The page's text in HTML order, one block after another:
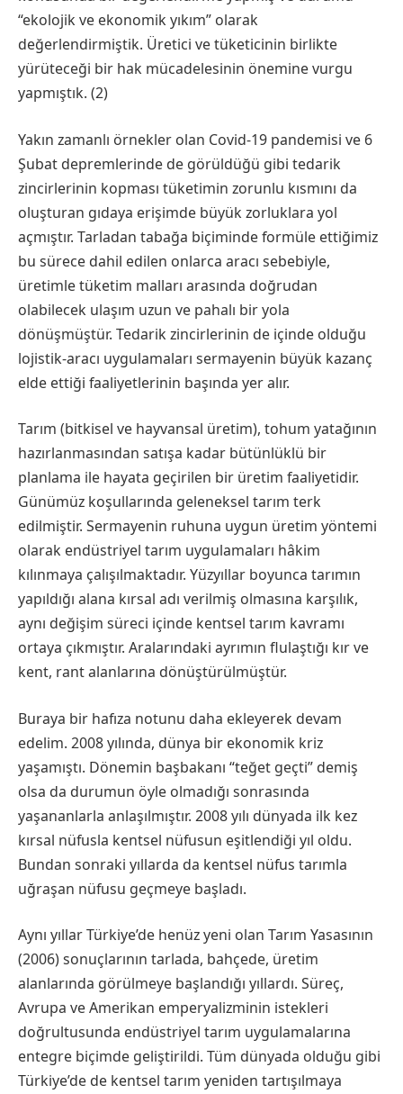
“ekolojik ve ekonomik yıkım” olarak
değerlendirmiştik. Üretici ve tüketicinin birlikte
yürüteceği bir hak mücadelesinin önemine vurgu
yapmıştık. (2)
Yakın zamanlı örnekler olan Covid-19 pandemisi ve 6
Şubat depremlerinde de görüldüğü gibi tedarik
zincirlerinin kopması tüketimin zorunlu kısmını da
oluşturan gıdaya erişimde büyük zorluklara yol
açmıştır. Tarladan tabağa biçiminde formüle ettiğimiz
bu sürece dahil edilen onlarca aracı sebebiyle,
üretimle tüketim malları arasında doğrudan
olabilecek ulaşım uzun ve pahalı bir yola
dönüşmüştür. Tedarik zincirlerinin de içinde olduğu
lojistik-aracı uygulamaları sermayenin büyük kazanç
elde ettiği faaliyetlerinin başında yer alır.
Tarım (bitkisel ve hayvansal üretim), tohum yatağının
hazırlanmasından satışa kadar bütünlüklü bir
planlama ile hayata geçirilen bir üretim faaliyetidir.
Günümüz koşullarında geleneksel tarım terk
edilmiştir. Sermayenin ruhuna uygun üretim yöntemi
olarak endüstriyel tarım uygulamaları hâkim
kılınmaya çalışılmaktadır. Yüzyıllar boyunca tarımın
yapıldığı alana kırsal adı verilmiş olmasına karşılık,
aynı değişim süreci içinde kentsel tarım kavramı
ortaya çıkmıştır. Aralarındaki ayrımın flulaştığı kır ve
kent, rant alanlarına dönüştürülmüştür.
Buraya bir hafıza notunu daha ekleyerek devam
edelim. 2008 yılında, dünya bir ekonomik kriz
yaşamıştı. Dönemin başbakanı “teğet geçti” demiş
olsa da durumun öyle olmadığı sonrasında
yaşananlarla anlaşılmıştır. 2008 yılı dünyada ilk kez
kırsal nüfusla kentsel nüfusun eşitlendiği yıl oldu.
Bundan sonraki yıllarda da kentsel nüfus tarımla
uğraşan nüfusu geçmeye başladı.
Aynı yıllar Türkiye’de henüz yeni olan Tarım Yasasının
(2006) sonuçlarının tarlada, bahçede, üretim
alanlarında görülmeye başlandığı yıllardı. Süreç,
Avrupa ve Amerikan emperyalizminin istekleri
doğrultusunda endüstriyel tarım uygulamalarına
entegre biçimde geliştirildi. Tüm dünyada olduğu gibi
Türkiye’de de kentsel tarım yeniden tartışılmaya